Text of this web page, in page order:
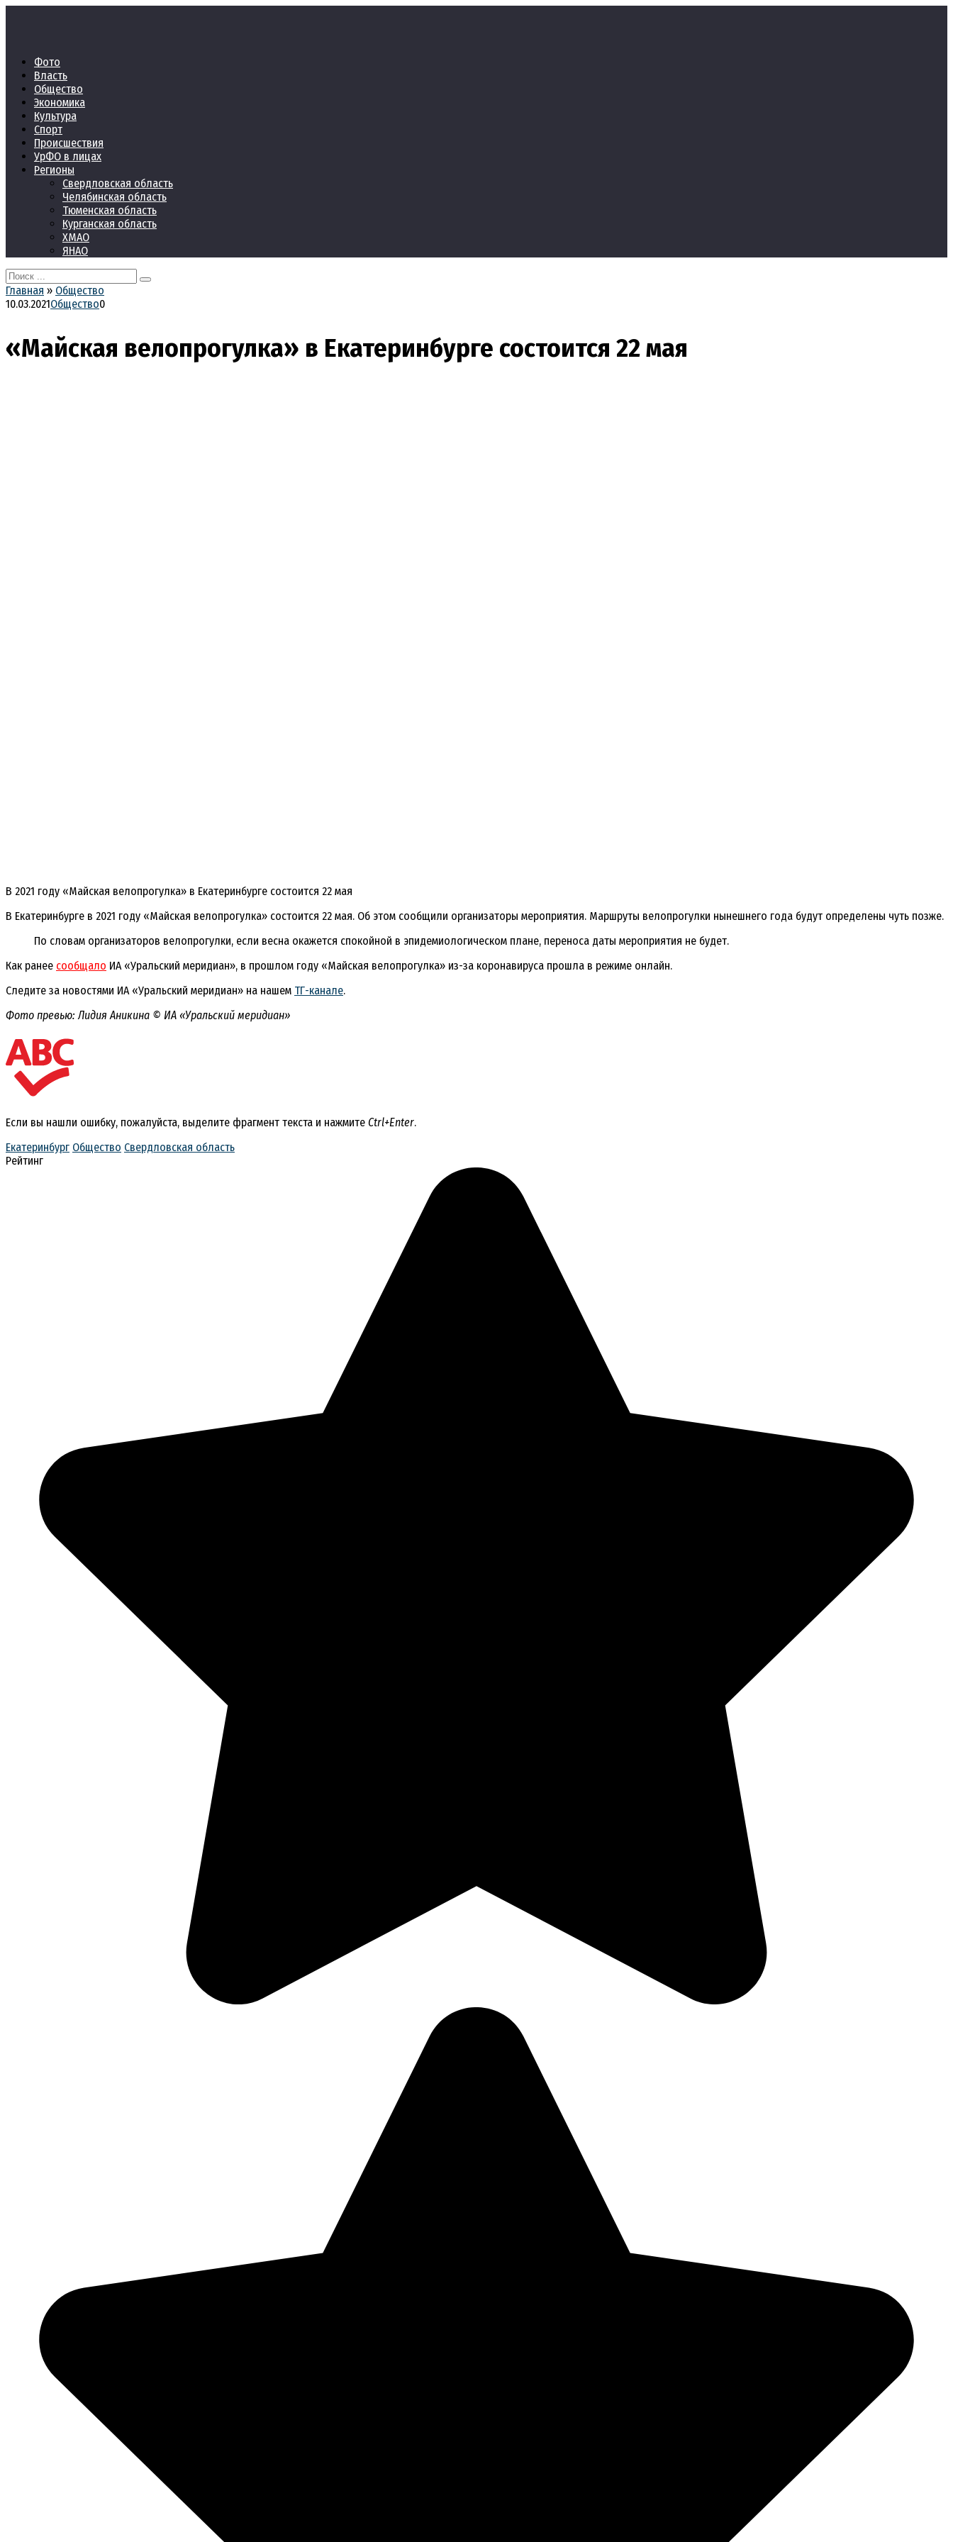
Фото
Власть
Общество
Экономика
Культура
Спорт
Происшествия
УрФО в лицах
Регионы
Свердловская область
Челябинская область
Тюменская область
Курганская область
ХМАО
ЯНАО
Search
for:
Главная » Общество
10.03.2021Общество0
«Майская велопрогулка» в Екатеринбурге состоится 22 мая
В 2021 году «Майская велопрогулка» в Екатеринбурге состоится 22 мая
В Екатеринбурге в 2021 году «Майская велопрогулка» состоится 22 мая. Об этом сообщили организаторы мероприятия. Маршруты велопрогулки нынешнего года будут определены чуть позже.
По словам организаторов велопрогулки, если весна окажется спокойной в эпидемиологическом плане, переноса даты мероприятия не будет.
Как ранее сообщало ИА «Уральский меридиан», в прошлом году «Майская велопрогулка» из-за коронавируса прошла в режиме онлайн.
Следите за новостями ИА «Уральский меридиан» на нашем ТГ-канале.
Фото превью: Лидия Аникина © ИА «Уральский меридиан»
Если вы нашли ошибку, пожалуйста, выделите фрагмент текста и нажмите Ctrl+Enter.
Екатеринбург Общество Свердловская область
Рейтинг